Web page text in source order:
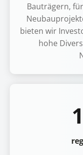
Bauträgern,
bieten wir
hohe